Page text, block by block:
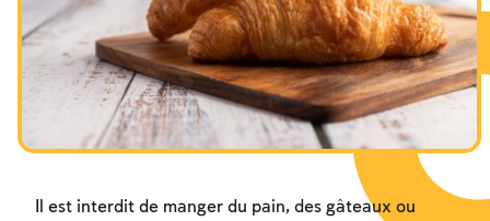
Les jeûnes liés à la destruction du Temple
Hanouca
Pourim
Il est interdit de manger du pain, des gâteaux ou